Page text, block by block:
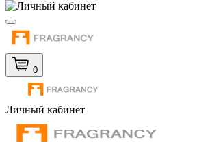
0
Личный кабинет